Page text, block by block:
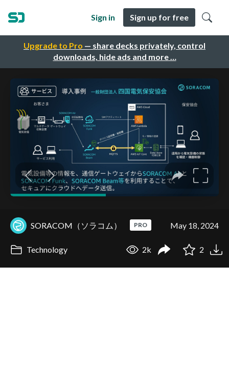
Upgrade to Pro — share decks privately, control
downloads, hide ads and more …
Sign in Sign up for free
SORACOM（ソラコム） PRO May 18, 2024
Technology 2k 2